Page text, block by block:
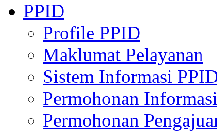
PPID
Profile PPID
Maklumat Pelayanan
Sistem Informasi
Permohonan
Permohonan